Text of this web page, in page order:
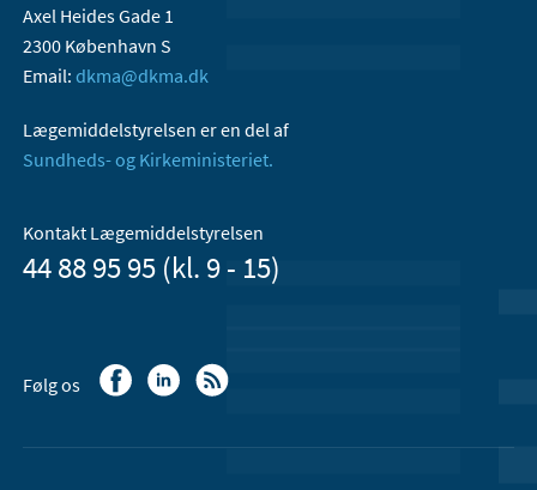
Axel Heides Gade 1
2300 København S
Email: dkma@dkma.dk
Lægemiddelstyrelsen er en del af
Sundheds- og Kirkeministeriet.
Kontakt Lægemiddelstyrelsen
44 88 95 95 (kl. 9 - 15)
Følg os